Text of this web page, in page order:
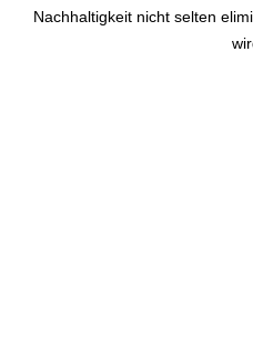
Nachhaltigkeit nicht selten